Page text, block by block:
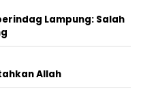
Lampung: Salah
Allah